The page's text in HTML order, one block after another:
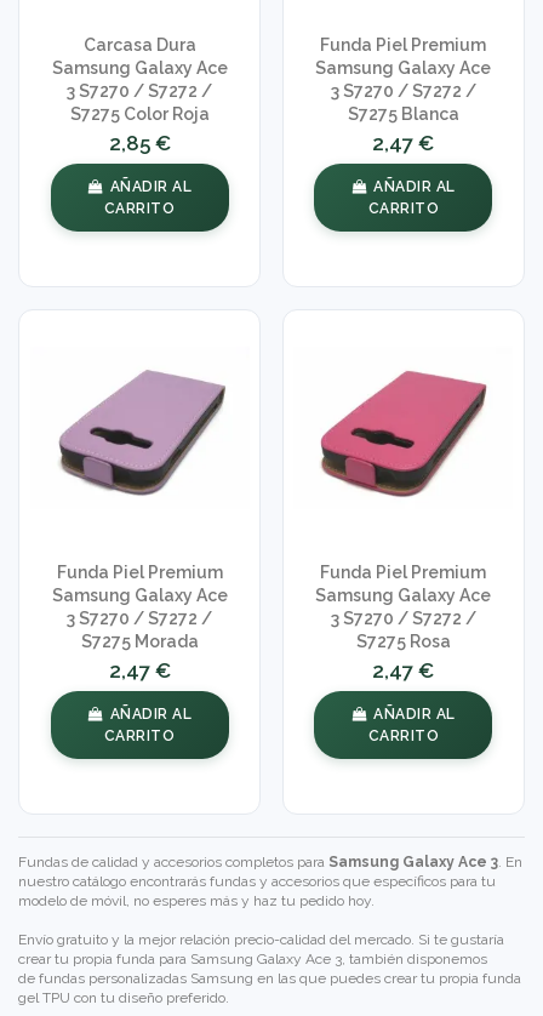
Carcasa Dura
Samsung Galaxy Ace
3 S7270 / S7272 /
S7275 Color Roja
2,85 €
AÑADIR AL
CARRITO
Funda Piel Premium
Samsung Galaxy Ace
3 S7270 / S7272 /
S7275 Blanca
2,47 €
AÑADIR AL
CARRITO
Funda Piel Premium
Samsung Galaxy Ace
3 S7270 / S7272 /
S7275 Morada
2,47 €
AÑADIR AL
CARRITO
Funda Piel Premium
Samsung Galaxy Ace
3 S7270 / S7272 /
S7275 Rosa
2,47 €
AÑADIR AL
CARRITO
Fundas de calidad y accesorios completos para Samsung Galaxy Ace 3. En
nuestro catálogo encontrarás fundas y accesorios que específicos para tu
modelo de móvil, no esperes más y haz tu pedido hoy.
Envío gratuito y la mejor relación precio-calidad del mercado. Si te gustaría
crear tu propia funda para Samsung Galaxy Ace 3, también disponemos
de fundas personalizadas Samsung en las que puedes crear tu propia funda
gel TPU con tu diseño preferido.